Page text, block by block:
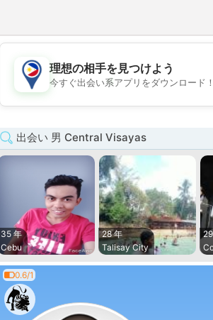
💖
理想の相手を見つけよう
今すぐ出会い系アプリをダウンロード！
出会い 男 Central Visayas
35 年
Cebu
28 年
Talisay City
0.6/1